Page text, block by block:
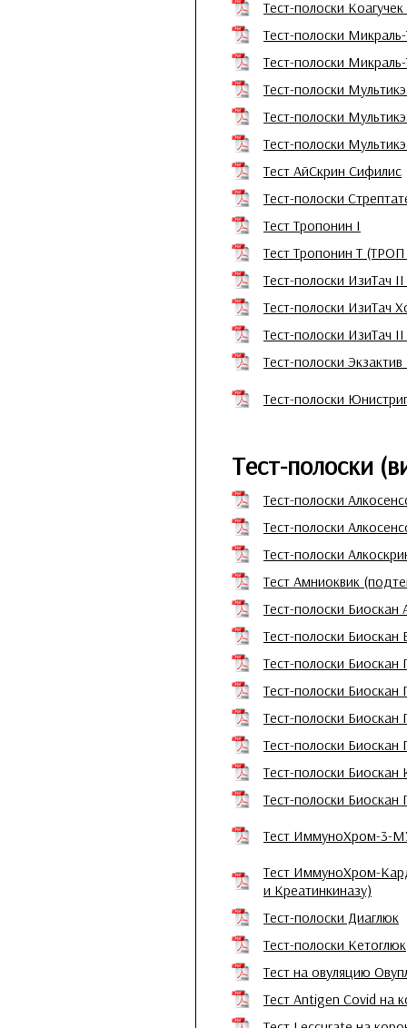
Тест-полоски Коагучек
Тест-полоски
Тест-полоски
Тест-полоски
Тест-полоски
Тест-полоски
Тест АйСкрин Сифилис
Тест-полоски
Тест Тропонин I
Тест Тропонин Т
Тест-полоски ИзиТач
Тест-полоски ИзиТач
Тест-полоски ИзиТач
Тест-полоски
Тест-полоски
Тест-полоски
Тест-полоски
Тест-полоски
Тест-полоски
Тест Амниоквик
Тест-полоски Биоскан
Тест-полоски Биоскан
Тест-полоски Биоскан
Тест-полоски Биоскан
Тест-полоски
Тест-полоски Биоскан
Тест-полоски Биоскан
Тест-полоски Биоскан
Тест ИммуноХром-3-
Тест ИммуноХром-
и Креатинкиназу)
Тест-полоски Диаглюк
Тест-полоски Кетоглюк
Тест на овуляцию
Тест Antigen Covid на